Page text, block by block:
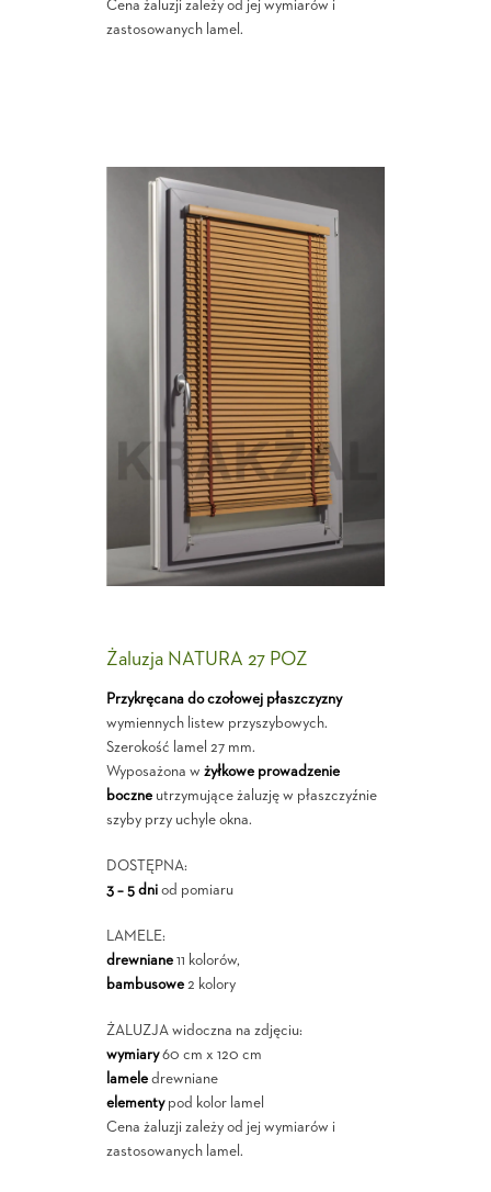
Cena żaluzji zależy od jej wymiarów i
zastosowanych lamel.
Żaluzja NATURA 27 POZ
Przykręcana do czołowej płaszczyzny
wymiennych listew przyszybowych.
Szerokość lamel 27 mm.
Wyposażona w żyłkowe prowadzenie
boczneutrzymujące żaluzję w płaszczyźnie
szyby przy uchyle okna.
DOSTĘPNA:
3 – 5 dniod pomiaru
LAMELE:
drewniane11 kolorów,
bambusowe2 kolory
ŻALUZJA widoczna na zdjęciu:
wymiary60 cm x 120 cm
lameledrewniane
elementypod kolor lamel
Cena żaluzji zależy od jej wymiarów i
zastosowanych lamel.